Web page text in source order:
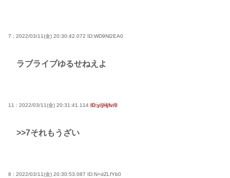
7 : 2022/03/11(金) 20:30:42.072 ID:WD9Nl2EA0
ラブライブゆるせねえよ
11 : 2022/03/11(金) 20:31:41.114 ID:y/jHjfv/0
>>7それもうざい
8 : 2022/03/11(金) 20:30:53.087 ID:N+dZLfYb0